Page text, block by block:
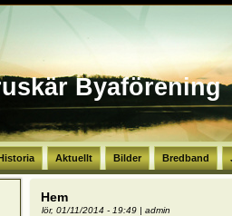
Byaförening
Aktuellt Bilder Bredband
Hem
lör, 01/11/2014 - 19:49 | admin